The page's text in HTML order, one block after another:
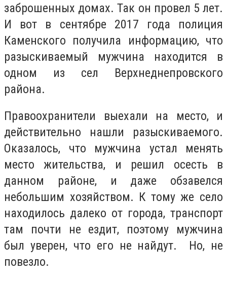
заброшенных домах. Так он провел 5 лет.
И вот в сентябре 2017 года полиция
Каменского получила информацию, что
разыскиваемый мужчина находится в
одном из сел Верхнеднепровского
района.
Правоохранители выехали на место, и
действительно нашли разыскиваемого.
Оказалось, что мужчина устал менять
место жительства, и решил осесть в
данном районе, и даже обзавелся
небольшим хозяйством. К тому же село
находилось далеко от города, транспорт
там почти не ездит, поэтому мужчина
был уверен, что его не найдут. Но, не
повезло.